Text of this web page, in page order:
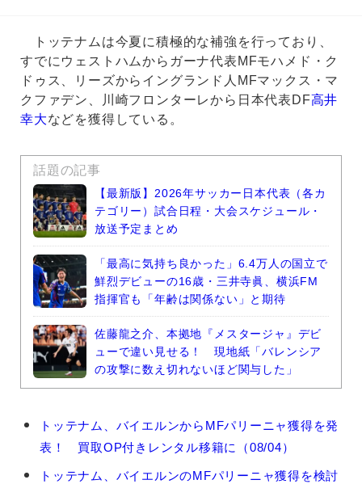
トッテナムは今夏に積極的な補強を行っており、
すでにウェストハムからガーナ代表MFモハメド・ク
ドゥス、リーズからイングランド人MFマックス・マ
クファデン、川崎フロンターレから日本代表DF高井
幸大などを獲得している。
話題の記事
【最新版】2026年サッカー日本代表（各カ
テゴリー）試合日程・大会スケジュール・
放送予定まとめ
「最高に気持ち良かった」6.4万人の国立で
鮮烈デビューの16歳・三井寺眞、横浜FM
指揮官も「年齢は関係ない」と期待
佐藤龍之介、本拠地『メスタージャ』デビ
ューで違い見せる！ 現地紙「バレンシア
の攻撃に数え切れないほど関与した」
ジ
ン・
トッテナム、バイエルンからMFパリーニャ獲得を発
表！ 買取OP付きレンタル移籍に（08/04）
トッテナム、バイエルンのMFパリーニャ獲得を検討